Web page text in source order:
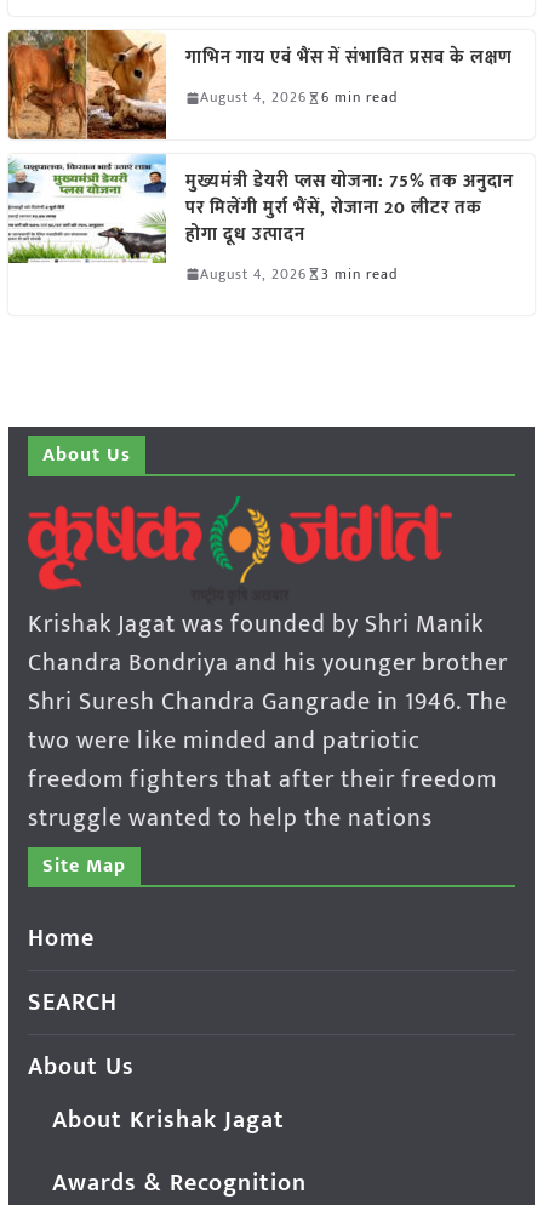
गाभिन गाय एवं भैंस में संभावित प्रसव के लक्षण
August 4, 2026 6 min read
मुख्यमंत्री डेयरी प्लस योजना: 75% तक अनुदान
पर मिलेंगी मुर्रा भैंसें, रोजाना 20 लीटर तक
होगा दूध उत्पादन
August 4, 2026 3 min read
About Us
Krishak Jagat was founded by Shri Manik
Chandra Bondriya and his younger brother
Shri Suresh Chandra Gangrade in 1946. The
two were like minded and patriotic
freedom fighters that after their freedom
struggle wanted to help the nations
Site Map
Home
SEARCH
About Us
About Krishak Jagat
Awards & Recognition